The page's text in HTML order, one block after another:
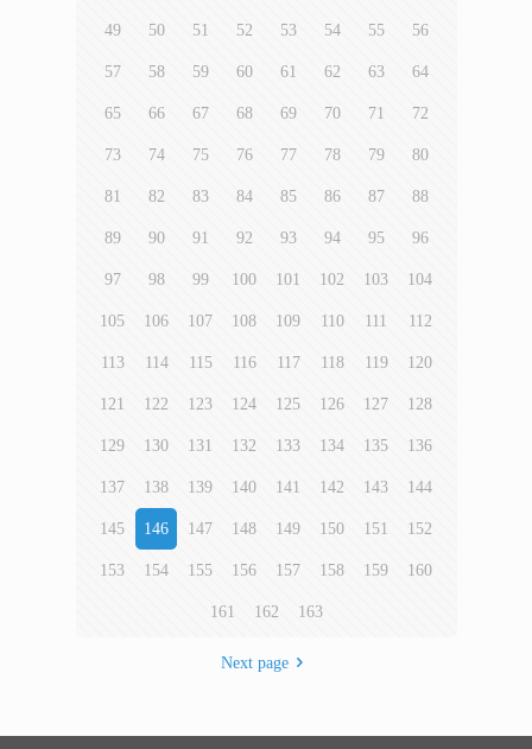
49 50 51 52 53 54 55 56
57 58 59 60 61 62 63 64
65 66 67 68 69 70 71 72
73 74 75 76 77 78 79 80
81 82 83 84 85 86 87 88
89 90 91 92 93 94 95 96
97 98 99 100 101 102 103 104
105 106 107 108 109 110 111 112
113 114 115 116 117 118 119 120
121 122 123 124 125 126 127 128
129 130 131 132 133 134 135 136
137 138 139 140 141 142 143 144
145 146 147 148 149 150 151 152
153 154 155 156 157 158 159 160
161 162 163
Next page